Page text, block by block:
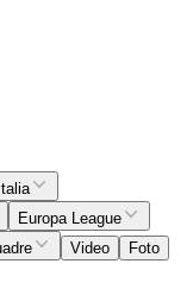
Europa League
Video
Foto